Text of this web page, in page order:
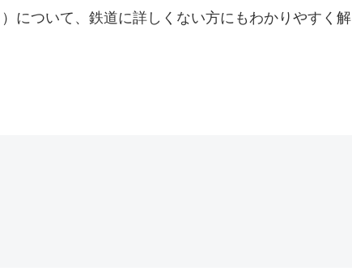
）について、鉄道に詳しくない方にもわかりやすく解